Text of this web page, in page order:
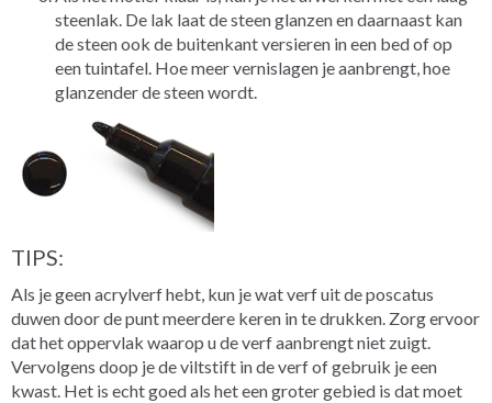
steenlak. De lak laat de steen glanzen en daarnaast kan
de steen ook de buitenkant versieren in een bed of op
een tuintafel. Hoe meer vernislagen je aanbrengt, hoe
glanzender de steen wordt.
TIPS:
Als je geen acrylverf hebt, kun je wat verf uit de poscatus
duwen door de punt meerdere keren in te drukken. Zorg ervoor
dat het oppervlak waarop u de verf aanbrengt niet zuigt.
Vervolgens doop je de viltstift in de verf of gebruik je een
kwast. Het is echt goed als het een groter gebied is dat moet